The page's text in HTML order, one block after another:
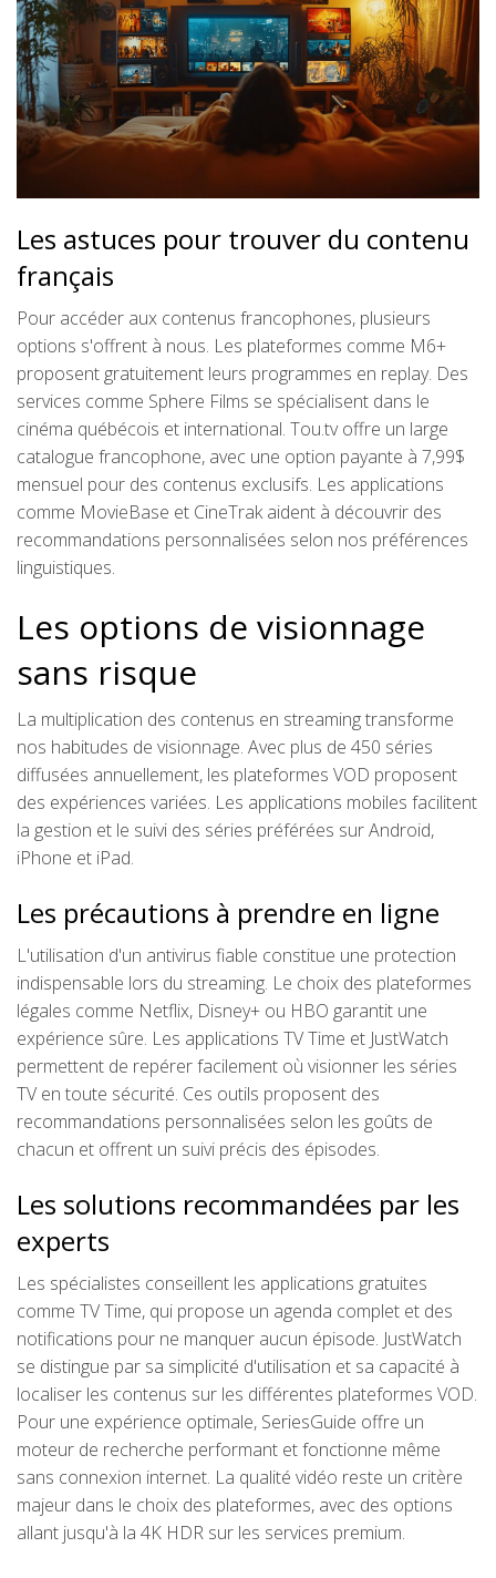
Les astuces pour trouver du contenu
français
Pour accéder aux contenus francophones, plusieurs
options s'offrent à nous. Les plateformes comme M6+
proposent gratuitement leurs programmes en replay. Des
services comme Sphere Films se spécialisent dans le
cinéma québécois et international. Tou.tv offre un large
catalogue francophone, avec une option payante à 7,99$
mensuel pour des contenus exclusifs. Les applications
comme MovieBase et CineTrak aident à découvrir des
recommandations personnalisées selon nos préférences
linguistiques.
Les options de visionnage
sans risque
La multiplication des contenus en streaming transforme
nos habitudes de visionnage. Avec plus de 450 séries
diffusées annuellement, les plateformes VOD proposent
des expériences variées. Les applications mobiles facilitent
la gestion et le suivi des séries préférées sur Android,
iPhone et iPad.
Les précautions à prendre en ligne
L'utilisation d'un antivirus fiable constitue une protection
indispensable lors du streaming. Le choix des plateformes
légales comme Netflix, Disney+ ou HBO garantit une
expérience sûre. Les applications TV Time et JustWatch
permettent de repérer facilement où visionner les séries
TV en toute sécurité. Ces outils proposent des
recommandations personnalisées selon les goûts de
chacun et offrent un suivi précis des épisodes.
Les solutions recommandées par les
experts
Les spécialistes conseillent les applications gratuites
comme TV Time, qui propose un agenda complet et des
notifications pour ne manquer aucun épisode. JustWatch
se distingue par sa simplicité d'utilisation et sa capacité à
localiser les contenus sur les différentes plateformes VOD.
Pour une expérience optimale, SeriesGuide offre un
moteur de recherche performant et fonctionne même
sans connexion internet. La qualité vidéo reste un critère
majeur dans le choix des plateformes, avec des options
allant jusqu'à la 4K HDR sur les services premium.